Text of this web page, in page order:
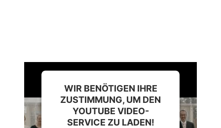
WIR BENÖTIGEN IHRE
ZUSTIMMUNG, UM DEN
YOUTUBE VIDEO-
SERVICE ZU LADEN!